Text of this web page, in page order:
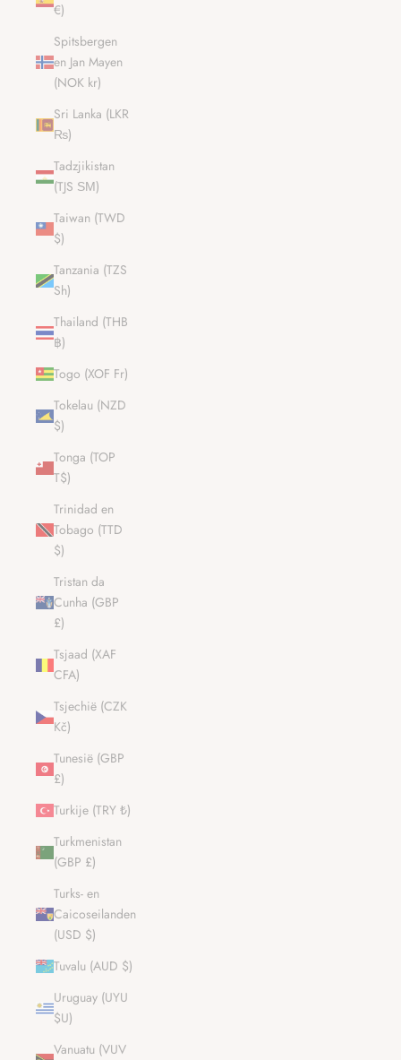
€)
Spitsbergen
en Jan Mayen
(NOK kr)
Sri Lanka (LKR
₨)
Tadzjikistan
(TJS ЅМ)
Taiwan (TWD
$)
Tanzania (TZS
Sh)
Thailand (THB
฿)
Togo (XOF Fr)
Tokelau (NZD
$)
Tonga (TOP
T$)
Trinidad en
Tobago (TTD
$)
Tristan da
Cunha (GBP
£)
Tsjaad (XAF
CFA)
Tsjechië (CZK
Kč)
Tunesië (GBP
£)
Turkije (TRY ₺)
Turkmenistan
(GBP £)
Turks- en
Caicoseilanden
(USD $)
Tuvalu (AUD $)
Uruguay (UYU
$U)
Vanuatu (VUV